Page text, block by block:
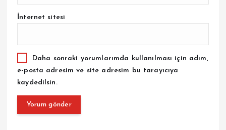
İnternet sitesi
Daha sonraki yorumlarımda kullanılması için adım,
e-posta adresim ve site adresim bu tarayıcıya
kaydedilsin.